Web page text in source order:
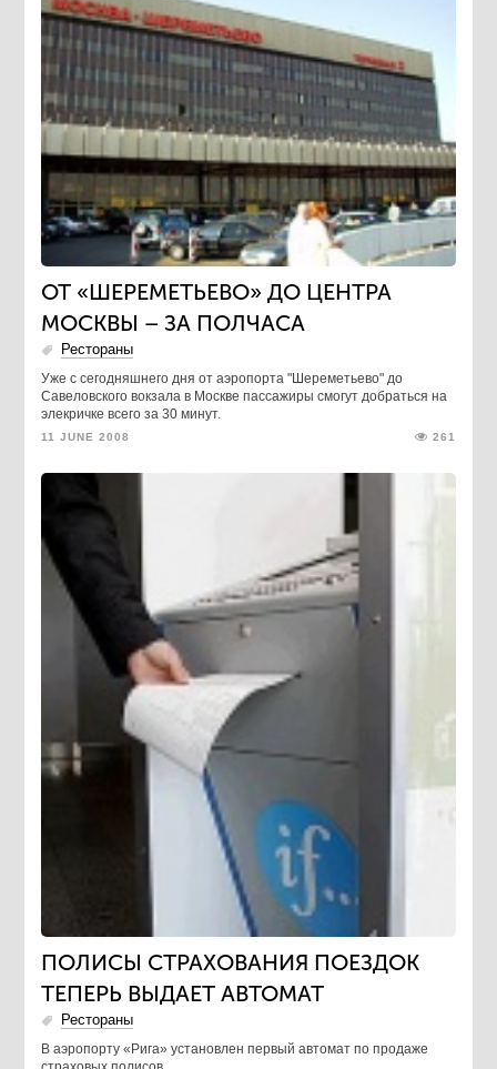
ОТ «ШЕРЕМЕТЬЕВО» ДО ЦЕНТРА
МОСКВЫ – ЗА ПОЛЧАСА
Рестораны
Уже с сегодняшнего дня от аэропорта "Шереметьево" до
Савеловского вокзала в Москве пассажиры смогут добраться на
элекричке всего за 30 минут.
11 JUNE 2008 261
ПОЛИСЫ СТРАХОВАНИЯ ПОЕЗДОК
ТЕПЕРЬ ВЫДАЕТ АВТОМАТ
Рестораны
В аэропорту «Рига» установлен первый автомат по продаже